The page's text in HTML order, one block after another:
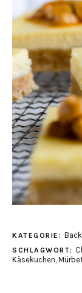
KATEGORIE:
SCHLAGWORT:
Käsekuchen